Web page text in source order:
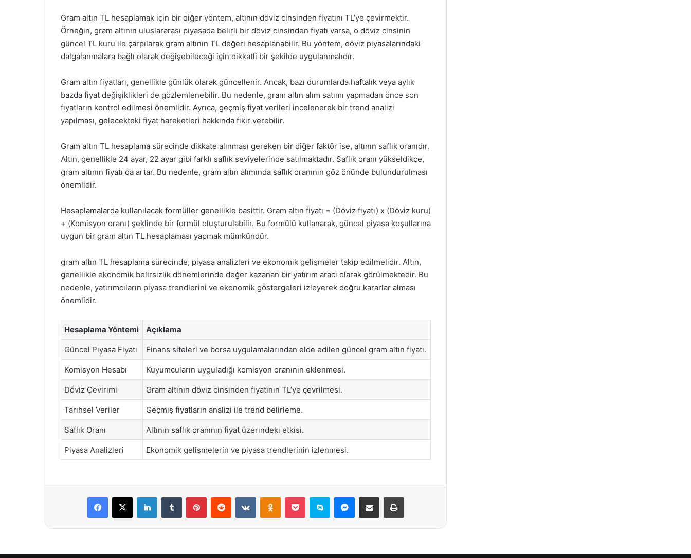
Gram altın TL hesaplamak için bir diğer yöntem, altının döviz cinsinden fiyatını TL’ye çevirmektir.
Örneğin, gram altının uluslararası piyasada belirli bir döviz cinsinden fiyatı varsa, o döviz cinsinin
güncel TL kuru ile çarpılarak gram altının TL değeri hesaplanabilir. Bu yöntem, döviz piyasalarındaki
dalgalanmalara bağlı olarak değişebileceği için dikkatli bir şekilde uygulanmalıdır.
Gram altın fiyatları, genellikle günlük olarak güncellenir. Ancak, bazı durumlarda haftalık veya aylık
bazda fiyat değişiklikleri de gözlemlenebilir. Bu nedenle, gram altın alım satımı yapmadan önce son
fiyatların kontrol edilmesi önemlidir. Ayrıca, geçmiş fiyat verileri incelenerek bir trend analizi
yapılması, gelecekteki fiyat hareketleri hakkında fikir verebilir.
Gram altın TL hesaplama sürecinde dikkate alınması gereken bir diğer faktör ise, altının saflık oranıdır.
Altın, genellikle 24 ayar, 22 ayar gibi farklı saflık seviyelerinde satılmaktadır. Saflık oranı yükseldikçe,
gram altının fiyatı da artar. Bu nedenle, gram altın alımında saflık oranının göz önünde bulundurulması
önemlidir.
Hesaplamalarda kullanılacak formüller genellikle basittir. Gram altın fiyatı = (Döviz fiyatı) x (Döviz kuru)
+ (Komisyon oranı) şeklinde bir formül oluşturulabilir. Bu formülü kullanarak, güncel piyasa koşullarına
uygun bir gram altın TL hesaplaması yapmak mümkündür.
gram altın TL hesaplama sürecinde, piyasa analizleri ve ekonomik gelişmeler takip edilmelidir. Altın,
genellikle ekonomik belirsizlik dönemlerinde değer kazanan bir yatırım aracı olarak görülmektedir. Bu
nedenle, yatırımcıların piyasa trendlerini ve ekonomik göstergeleri izleyerek doğru kararlar alması
önemlidir.
Hesaplama Yöntemi Açıklama
Güncel Piyasa Fiyatı Finans siteleri ve borsa uygulamalarından elde edilen güncel gram altın fiyatı.
Komisyon Hesabı Kuyumcuların uyguladığı komisyon oranının eklenmesi.
Döviz Çevirimi Gram altının döviz cinsinden fiyatının TL’ye çevrilmesi.
Tarihsel Veriler Geçmiş fiyatların analizi ile trend belirleme.
Saflık Oranı Altının saflık oranının fiyat üzerindeki etkisi.
Piyasa Analizleri Ekonomik gelişmelerin ve piyasa trendlerinin izlenmesi.
Facebook
X LinkedInTumblr PinterestReddit VKontakteOdnoklassniki
Pocket Skype Messenger
E-Posta ile paylaş Yazdır